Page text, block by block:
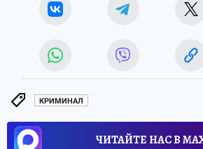
КРИМИНАЛ
ЧИТАЙТЕ НАС В